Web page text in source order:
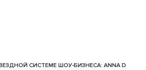
СИСТЕМЕ ШОУ-БИЗНЕСА: ANNA D